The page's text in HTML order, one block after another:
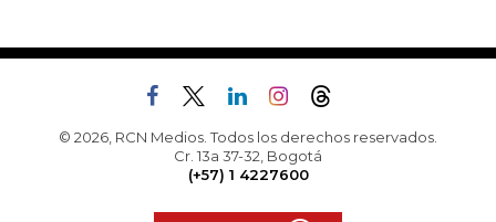
© 2026, RCN Medios. Todos los derechos reservados.
Cr. 13a 37-32, Bogotá
(+57) 1 4227600